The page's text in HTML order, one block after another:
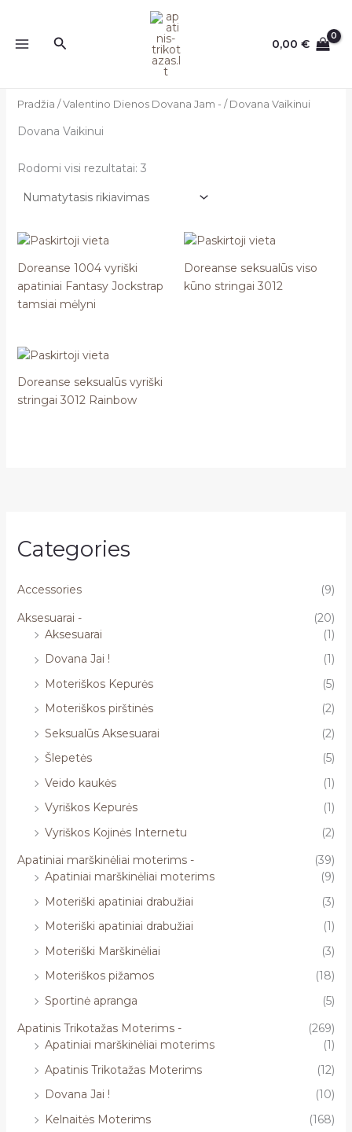
turinio
Paieška 0,00€
Categories
Accessories
(9)
Aksesuarai -
(20)
Aksesuarai
(1)
Dovana Jai !
(1)
Moteriškos Kepurės
(5)
Moteriškos pirštinės
(2)
Seksualūs Aksesuarai
(2)
Šlepetės
(5)
Veido kaukės
(1)
Vyriškos Kepurės
(1)
Vyriškos Kojinės Internetu
(2)
Apatiniai marškinėliai moterims -
(39)
Apatiniai marškinėliai moterims
(9)
Moteriški apatiniai drabužiai
(3)
Moteriški apatiniai drabužiai
(1)
Moteriški Marškinėliai
(3)
Moteriškos pižamos
(18)
Sportinė apranga
(5)
Apatinis Trikotažas Moterims -
(269)
Apatiniai marškinėliai moterims
(1)
Apatinis Trikotažas Moterims
(12)
Dovana Jai !
(10)
Kelnaitės Moterims
(168)
Pradžia /Valentino Dienos Dovana Jam - / Dovana Vaikinui
Dovana Vaikinui
Rodomi visi rezultatai: 3
Doreanse 1004 vyriški
apatiniai Fantasy Jockstrap
tamsiai mėlyni
Doreanse seksualūs viso
kūno stringai 3012
Doreanse seksualūs vyriški
stringai 3012 Rainbow